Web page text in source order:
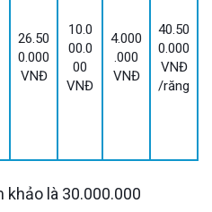
26.50
0.000
VNĐ
10.0
00.0
00
VNĐ
4.000
.000
VNĐ
40.50
0.000
VNĐ
/răng